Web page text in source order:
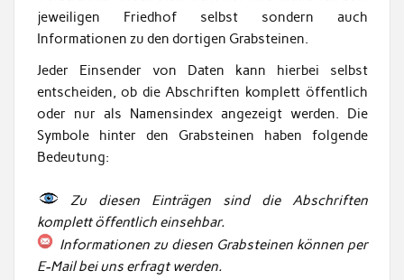
jeweiligen Friedhof selbst sondern auch
Informationen zu den dortigen Grabsteinen.
Jeder Einsender von Daten kann hierbei selbst
entscheiden, ob die Abschriften komplett öffentlich
oder nur als Namensindex angezeigt werden. Die
Symbole hinter den Grabsteinen haben folgende
Bedeutung:
Zu diesen Einträgen sind die Abschriften
komplett öffentlich einsehbar.
Informationen zu diesen Grabsteinen können per
E-Mail bei uns erfragt werden.